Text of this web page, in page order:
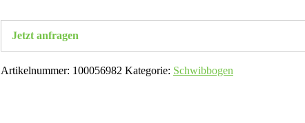
Jetzt anfragen
Artikelnummer: 100056982 Kategorie: Schwibbogen